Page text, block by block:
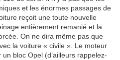
et les énormes passages de
reçoit une toute nouvelle
entièrement remanié et la
On ne dira même pas que
la voiture « civile ». Le moteur
bloc Opel (d’ailleurs rappelez-